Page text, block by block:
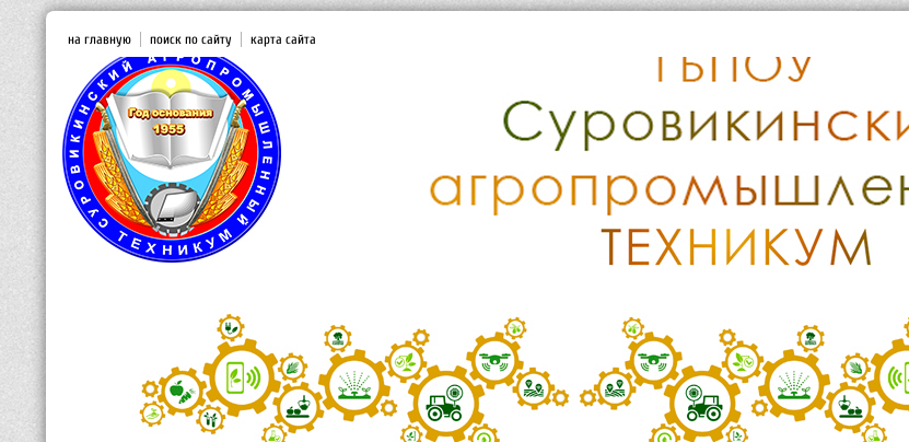
на главную поиск по сайту карта сайта